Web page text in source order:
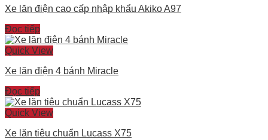
Xe lăn điện cao cấp nhập khẩu Akiko A97
Đọc tiếp
Quick View
Xe lăn điện 4 bánh Miracle
Đọc tiếp
Quick View
Xe lăn tiêu chuẩn Lucass X75